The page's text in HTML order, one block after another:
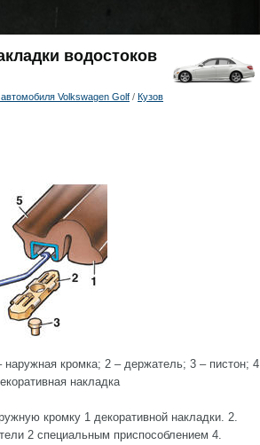
водостоков
Volkswagen Golf / Кузов
наружная кромка; 2 – держатель; 3 – пистон; 4
накладка
кромку 1 декоративной накладки. 2.
2 специальным приспособлением 4.